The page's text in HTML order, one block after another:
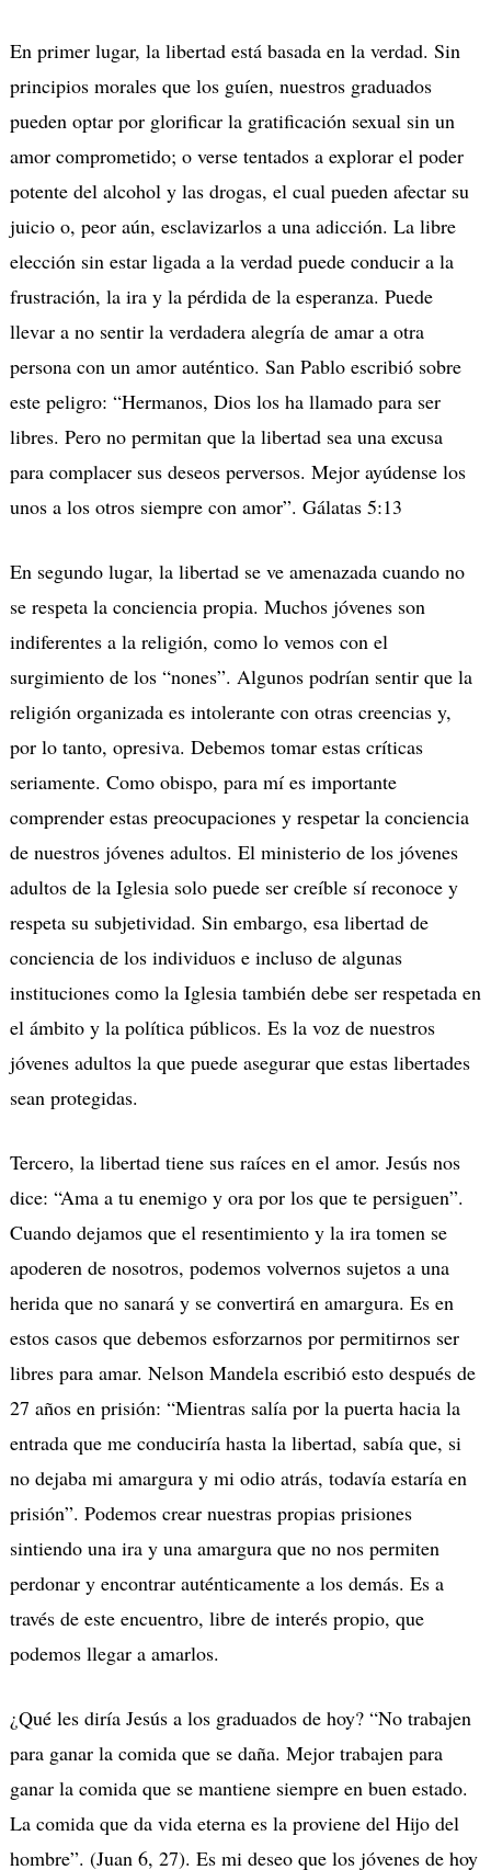
En primer lugar, la libertad está basada en la verdad. Sin
principios morales que los guíen, nuestros graduados
pueden optar por glorificar la gratificación sexual sin un
amor comprometido; o verse tentados a explorar el poder
potente del alcohol y las drogas, el cual pueden afectar su
juicio o, peor aún, esclavizarlos a una adicción. La libre
elección sin estar ligada a la verdad puede conducir a la
frustración, la ira y la pérdida de la esperanza. Puede
llevar a no sentir la verdadera alegría de amar a otra
persona con un amor auténtico. San Pablo escribió sobre
este peligro: “Hermanos, Dios los ha llamado para ser
libres. Pero no permitan que la libertad sea una excusa
para complacer sus deseos perversos. Mejor ayúdense los
unos a los otros siempre con amor”. Gálatas 5:13
En segundo lugar, la libertad se ve amenazada cuando no
se respeta la conciencia propia. Muchos jóvenes son
indiferentes a la religión, como lo vemos con el
surgimiento de los “nones”. Algunos podrían sentir que la
religión organizada es intolerante con otras creencias y,
por lo tanto, opresiva. Debemos tomar estas críticas
seriamente. Como obispo, para mí es importante
comprender estas preocupaciones y respetar la conciencia
de nuestros jóvenes adultos. El ministerio de los jóvenes
adultos de la Iglesia solo puede ser creíble sí reconoce y
respeta su subjetividad. Sin embargo, esa libertad de
conciencia de los individuos e incluso de algunas
instituciones como la Iglesia también debe ser respetada en
el ámbito y la política públicos. Es la voz de nuestros
jóvenes adultos la que puede asegurar que estas libertades
sean protegidas.
Tercero, la libertad tiene sus raíces en el amor. Jesús nos
dice: “Ama a tu enemigo y ora por los que te persiguen”.
Cuando dejamos que el resentimiento y la ira tomen se
apoderen de nosotros, podemos volvernos sujetos a una
herida que no sanará y se convertirá en amargura. Es en
estos casos que debemos esforzarnos por permitirnos ser
libres para amar. Nelson Mandela escribió esto después de
27 años en prisión: “Mientras salía por la puerta hacia la
entrada que me conduciría hasta la libertad, sabía que, si
no dejaba mi amargura y mi odio atrás, todavía estaría en
prisión”. Podemos crear nuestras propias prisiones
sintiendo una ira y una amargura que no nos permiten
perdonar y encontrar auténticamente a los demás. Es a
través de este encuentro, libre de interés propio, que
podemos llegar a amarlos.
¿Qué les diría Jesús a los graduados de hoy? “No trabajen
para ganar la comida que se daña. Mejor trabajen para
ganar la comida que se mantiene siempre en buen estado.
La comida que da vida eterna es la proviene del Hijo del
hombre”. (Juan 6, 27). Es mi deseo que los jóvenes de hoy